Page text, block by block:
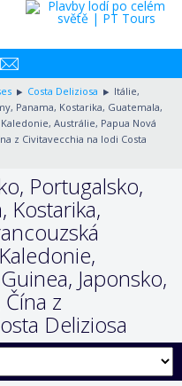
Costa Deliziosa
Itálie,
Panama, Kostarika, Guatemala,
Austrálie, Papua Nová
z Civitavecchia na lodi Costa
Portugalsko,
Kostarika,
Japonsko,
z
Deliziosa